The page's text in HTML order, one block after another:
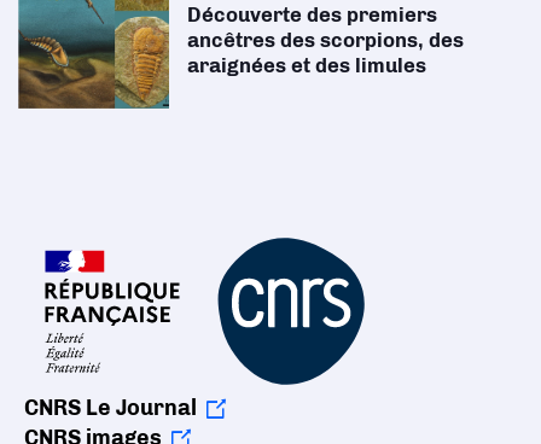
Découverte des premiers
ancêtres des scorpions, des
araignées et des limules
CNRS Le Journal
CNRS images